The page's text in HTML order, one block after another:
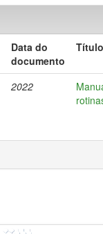
Data do
documento
Título
2022